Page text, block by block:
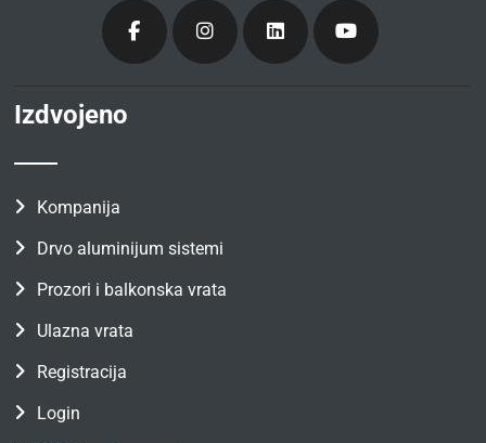
Izdvojeno
Kompanija
Drvo aluminijum sistemi
Prozori i balkonska vrata
Ulazna vrata
Registracija
Login